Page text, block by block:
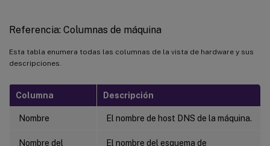
Referencia: Columnas de máquina
Esta tabla enumera todas las columnas de la vista de hardware y sus
descripciones.
Columna Descripción
Nombre El nombre de host DNS de la máquina.
Nombre del
El nombre del esquema de